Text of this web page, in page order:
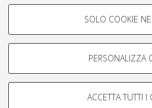
COOKIE DI PROFILAZIONE -
Si tratta di cookie utilizzati per
navigazione degli utenti, creare profili
Mostra cookie di profilazione
SOLO COOKIE
PERSONALIZZA
ACCETTA TUTTI I
Impostazioni Cookie
Informativa sulla privacy
Condizioni d’uso del sito